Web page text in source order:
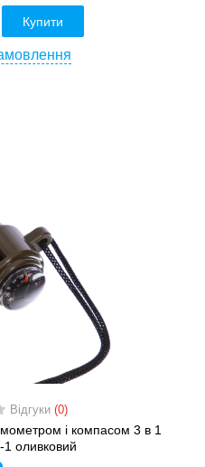
Купити
Відгуки (0)
і компасом 3 в 1
оливковий